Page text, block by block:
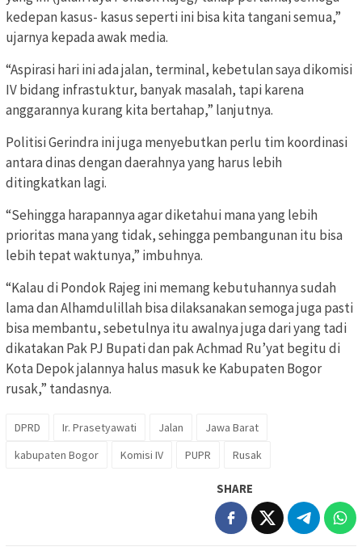
kedepan kasus- kasus seperti ini bisa kita tangani semua,”
ujarnya kepada awak media.
“Aspirasi hari ini ada jalan, terminal, kebetulan saya dikomisi
IV bidang infrastuktur, banyak masalah, tapi karena
anggarannya kurang kita bertahap,” lanjutnya.
Politisi Gerindra ini juga menyebutkan perlu tim koordinasi
antara dinas dengan daerahnya yang harus lebih
ditingkatkan lagi.
“Sehingga harapannya agar diketahui mana yang lebih
prioritas mana yang tidak, sehingga pembangunan itu bisa
lebih tepat waktunya,” imbuhnya.
“Kalau di Pondok Rajeg ini memang kebutuhannya sudah
lama dan Alhamdulillah bisa dilaksanakan semoga juga pasti
bisa membantu, sebetulnya itu awalnya juga dari yang tadi
dikatakan Pak PJ Bupati dan pak Achmad Ru’yat begitu di
Kota Depok jalannya halus masuk ke Kabupaten Bogor
rusak,” tandasnya.
DPRD Ir. Prasetyawati Jalan
Jawa Barat
kabupaten Bogor
Komisi IV PUPR Rusak
SHARE